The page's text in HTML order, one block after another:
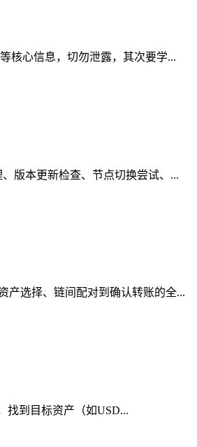
核心信息，切勿泄露，其次要学...
版本更新检查、节点切换尝试、...
产选择、链间配对到确认转账的全...
找到目标资产（如USD...